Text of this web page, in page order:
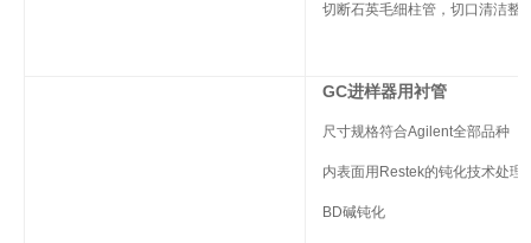
切断石英毛细柱管，切口清洁整
GC进样器用衬管
尺寸规格符合Agilent全部品种
内表面用Restek的钝化技术处
BD碱钝化